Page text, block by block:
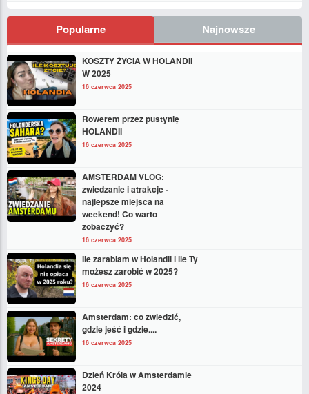
Popularne Najnowsze
KOSZTY ŻYCIA W HOLANDII
W 2025
16 czerwca 2025
Rowerem przez pustynię
HOLANDII
16 czerwca 2025
AMSTERDAM VLOG:
zwiedzanie i atrakcje -
najlepsze miejsca na
weekend! Co warto
zobaczyć?
16 czerwca 2025
Ile zarabiam w Holandii i ile Ty
możesz zarobić w 2025?
16 czerwca 2025
Amsterdam: co zwiedzić,
gdzie jeść i gdzie....
16 czerwca 2025
Dzień Króla w Amsterdamie
2024